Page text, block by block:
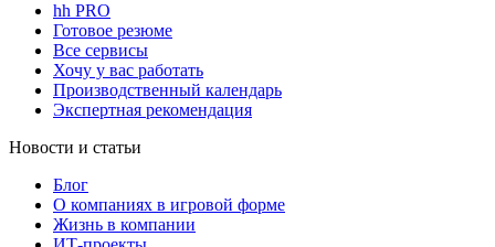
hh PRO
Готовое резюме
Все сервисы
Хочу у вас работать
Производственный календарь
Экспертная рекомендация
Новости и статьи
Блог
О компаниях в игровой форме
Жизнь в компании